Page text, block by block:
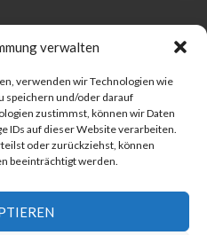
verwalten
verwenden wir Technologien wie
speichern und/oder darauf
zustimmst, können wir Daten
IDs auf dieser Website verarbeiten.
oder zurückziehst, können
beeinträchtigt werden.